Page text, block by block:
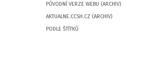
PŮVODNÍ VERZE WEBU (ARCHIV)
AKTUALNE.CCSH.CZ (ARCHIV)
PODLE ŠTÍTKŮ